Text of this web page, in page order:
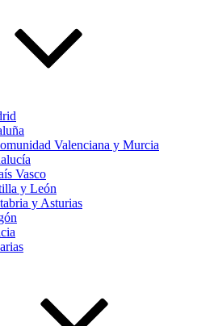
Valenciana y Murcia
Vasco
y León
y Asturias